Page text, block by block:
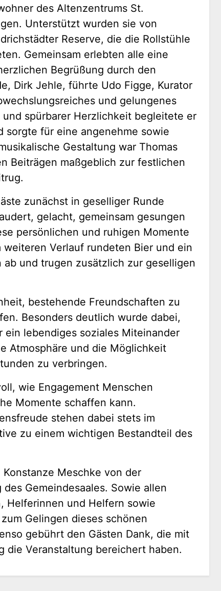
des Altenzentrums St.
Unterstützt wurden sie von
Reserve, die die Rollstühle
Gemeinsam erlebten alle eine
Begrüßung durch den
Dirk Jehle, führte Udo Figge, Kurator
und gelungenes
spürbarer Herzlichkeit begleitete er
sorgte für eine angenehme sowie
Gestaltung war Thomas
Beiträgen maßgeblich zur festlichen
zunächst in geselliger Runde
gelacht, gemeinsam gesungen
persönlichen und ruhigen Momente
Verlauf rundeten Bier und ein
ab und trugen zusätzlich zur geselligen
bestehende Freundschaften zu
Besonders deutlich wurde dabei,
lebendiges soziales Miteinander
Atmosphäre und die Möglichkeit
zu verbringen.
wie Engagement Menschen
Momente schaffen kann.
stehen dabei stets im
zu einem wichtigen Bestandteil des
Meschke von der
Gemeindesaales. Sowie allen
Helferinnen und Helfern sowie
Gelingen dieses schönen
gebührt den Gästen Dank, die mit
die Veranstaltung bereichert haben.